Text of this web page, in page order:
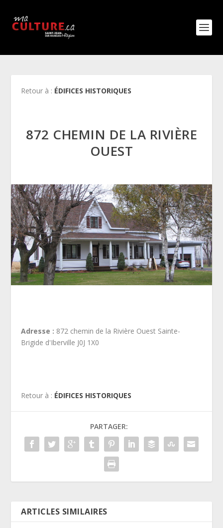
Retour à : ÉDIFICES HISTORIQUES
872 CHEMIN DE LA RIVIÈRE
OUEST
Adresse : 872 chemin de la Rivière Ouest Sainte-
Brigide d'Iberville J0J 1X0
Retour à : ÉDIFICES HISTORIQUES
PARTAGER:
ARTICLES SIMILAIRES